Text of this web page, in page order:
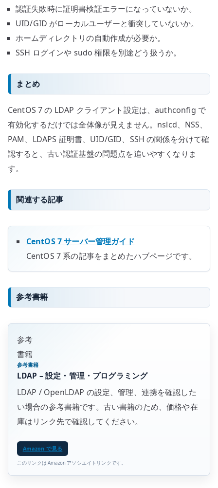
認証失敗時に証明書検証エラーになっていないか。
UID/GID がローカルユーザーと衝突していないか。
ホームディレクトリの自動作成が必要か。
SSH ログインや sudo 権限を別途どう扱うか。
まとめ
CentOS 7 の LDAP クライアント設定は、authconfig で
有効化するだけでは全体像が見えません。nslcd、NSS、
PAM、LDAPS 証明書、UID/GID、SSH の関係を分けて確
認すると、古い認証基盤の問題点を追いやすくなりま
す。
関連する記事
CentOS 7 サーバー管理ガイド
CentOS 7 系の記事をまとめたハブページです。
参考書籍
参考
書籍
参考書籍
LDAP – 設定・管理・プログラミング
LDAP / OpenLDAP の設定、管理、連携を確認した
い場合の参考書籍です。古い書籍のため、価格や在
庫はリンク先で確認してください。
Amazon で見る
このリンクは Amazon アソシエイトリンクです。